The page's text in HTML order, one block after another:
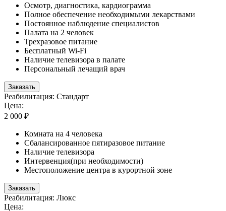
Осмотр, диагностика, кардиограмма
Полное обеспечение необходимыми лекарствами
Постоянное наблюдение специалистов
Палата на 2 человек
Трехразовое питание
Бесплатный Wi-Fi
Наличие телевизора в палате
Персональный лечащий врач
Заказать
Реабилитация: Стандарт
Цена:
2 000 ₽
Комната на 4 человека
Сбалансированное пятиразовое питание
Наличие телевизора
Интервенция(при необходимости)
Местоположение центра в курортной зоне
Заказать
Реабилитация: Люкс
Цена: